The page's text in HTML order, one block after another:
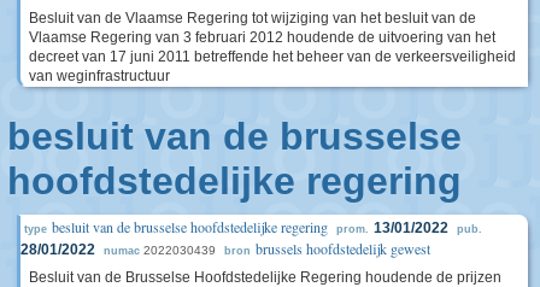
Besluit van de Vlaamse Regering tot wijziging van het besluit van de
Vlaamse Regering van 3 februari 2012 houdende de uitvoering van het
decreet van 17 juni 2011 betreffende het beheer van de verkeersveiligheid
van weginfrastructuur
besluit van de brusselse
hoofdstedelijke regering
type besluit van de brusselse hoofdstedelijke regering prom. 13/01/2022 pub.
28/01/2022 numac 2022030439 bron brussels hoofdstedelijk gewest
Besluit van de Brusselse Hoofdstedelijke Regering houdende de prijzen